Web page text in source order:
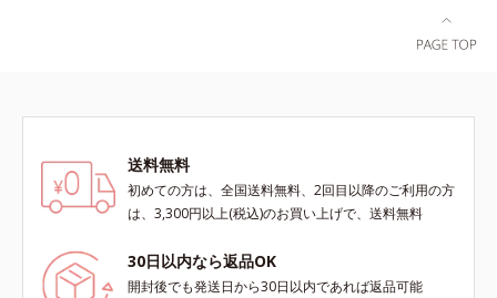
（すべての人に皮膚刺激がおきない
よる透明感のある肌
送料無料
初めての方は、全国送料無料、2回目以降のご利用の方
は、3,300円以上(税込)のお買い上げで、送料無料
30日以内なら返品OK
開封後でも発送日から30日以内であれば返品可能